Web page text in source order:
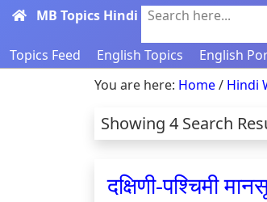
MB Topics Hindi Search here...
Topics Feed English Topics English
You are here: Home/ Hindi
Showing 4 Search
दक्षिणी-पश्चिमी